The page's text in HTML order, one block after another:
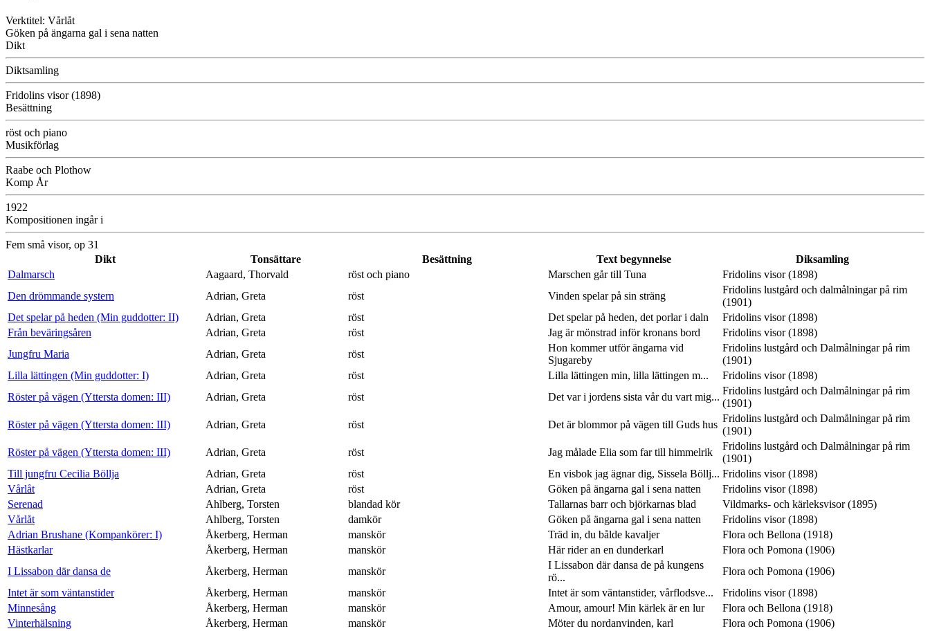
Verktitel: Vårlåt
Göken på ängarna gal i sena natten
Dikt
Diktsamling
Fridolins visor (1898)
Besättning
röst och piano
Musikförlag
Raabe och Plothow
Komp År
1922
Kompositionen ingår i
Fem små visor, op 31
Dikt
Tonsättare Besättning Text begynnelse
Diksamling
Dalmarsch
Aagaard, Thorvald röst och piano Marschen går till Tuna
Fridolins visor (1898)
Den drömmande systern
Adrian, Greta röst Vinden spelar på sin sträng
Fridolins lustgård och dalmålningar på rim
(1901)
Det spelar på heden (Min guddotter: II)
Adrian, Greta röst Det spelar på heden, det porlar i daln
Fridolins visor (1898)
Från beväringsåren
Adrian, Greta röst Jag är mönstrad inför kronans bord
Fridolins visor (1898)
Jungfru Maria
Adrian, Greta röst
Hon kommer utför ängarna vid
Sjugareby
Fridolins lustgård och Dalmålningar på rim
(1901)
Lilla lättingen (Min guddotter: I)
Adrian, Greta röst Lilla lättingen min, lilla lättingen m...
Fridolins visor (1898)
Röster på vägen (Yttersta domen: III)
Adrian, Greta röst Det var i jordens sista vår du vart mig...
Fridolins lustgård och Dalmålningar på rim
(1901)
Röster på vägen (Yttersta domen: III)
Adrian, Greta röst Det är blommor på vägen till Guds hus
Fridolins lustgård och Dalmålningar på rim
(1901)
Röster på vägen (Yttersta domen: III)
Adrian, Greta röst Jag målade Elia som far till himmelrik
Fridolins lustgård och Dalmålningar på rim
(1901)
Till jungfru Cecilia Böllja
Adrian, Greta röst En visbok jag ägnar dig, Sissela Böllj... Fridolins visor (1898)
Vårlåt
Adrian, Greta röst Göken på ängarna gal i sena natten
Fridolins visor (1898)
Serenad
Ahlberg, Torsten blandad kör Tallarnas barr och björkarnas blad
Vildmarks- och kärleksvisor (1895)
Vårlåt
Ahlberg, Torsten damkör Göken på ängarna gal i sena natten
Fridolins visor (1898)
Adrian Brushane (Kompankörer: I)
Åkerberg, Herman manskör Träd in, du bålde kavaljer
Flora och Bellona (1918)
Hästkarlar
Åkerberg, Herman manskör Här rider an en dunderkarl
Flora och Pomona (1906)
I Lissabon där dansa de
Åkerberg, Herman manskör
I Lissabon där dansa de på kungens
rö...
Flora och Pomona (1906)
Intet är som väntanstider
Åkerberg, Herman manskör Intet är som väntanstider, vårflodsve...
Fridolins visor (1898)
Minnesång
Åkerberg, Herman manskör Amour, amour! Min kärlek är en lur
Flora och Bellona (1918)
Vinterhälsning
Åkerberg, Herman manskör Möter du nordanvinden, karl
Flora och Pomona (1906)